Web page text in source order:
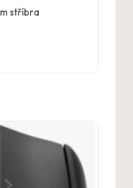
stříbra